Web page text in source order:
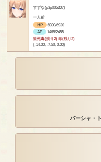
すずな(p3p005307)
一人前
HP
6930/6930
AP
1465/2455
致死毒(残り2) 毒(残り3)
(-14.00, -7.50, 0.00)
パーシャ・